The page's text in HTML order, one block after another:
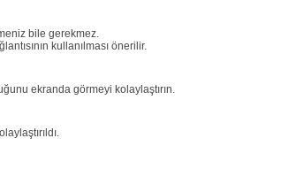
bile gerekmez.
kullanılması önerilir.
ekranda görmeyi kolaylaştırın.